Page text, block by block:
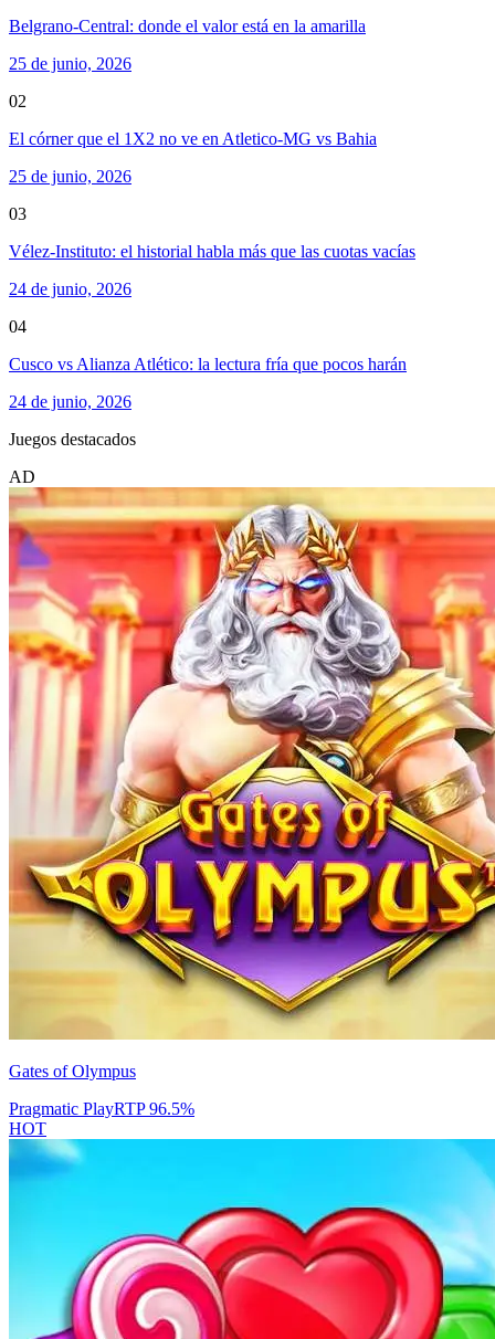
Belgrano-Central: donde el valor está en la amarilla
25 de junio, 2026
02
El córner que el 1X2 no ve en Atletico-MG vs Bahia
25 de junio, 2026
03
Vélez-Instituto: el historial habla más que las cuotas vacías
24 de junio, 2026
04
Cusco vs Alianza Atlético: la lectura fría que pocos harán
24 de junio, 2026
Juegos destacados
AD
Gates of Olympus
Pragmatic PlayRTP96.5%
HOT